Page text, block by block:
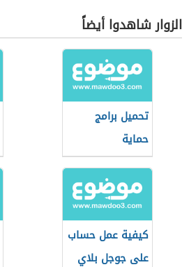
الزوار شاهدوا أيضاً
تحميل برامج
حماية
كيفية عمل حساب
على جوجل بلاي